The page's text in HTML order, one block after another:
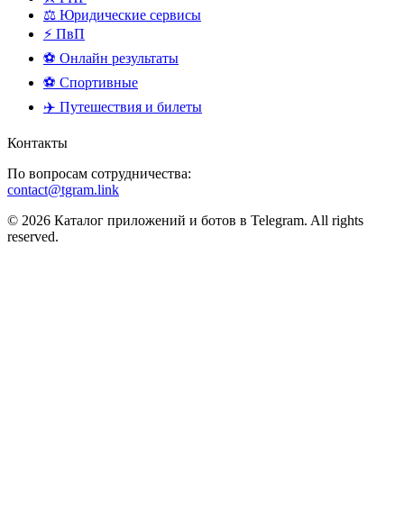
⚖️ Юридические сервисы
⚡ ПвП
⚽ Онлайн результаты
⚽ Спортивные
✈️ Путешествия и билеты
Контакты
По вопросам сотрудничества:
contact@tgram.link
© 2026 Каталог приложений и ботов в Telegram. All rights
reserved.